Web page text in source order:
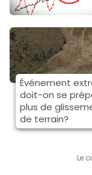
Événement
doit-on se
plus de
de terrain?
Le